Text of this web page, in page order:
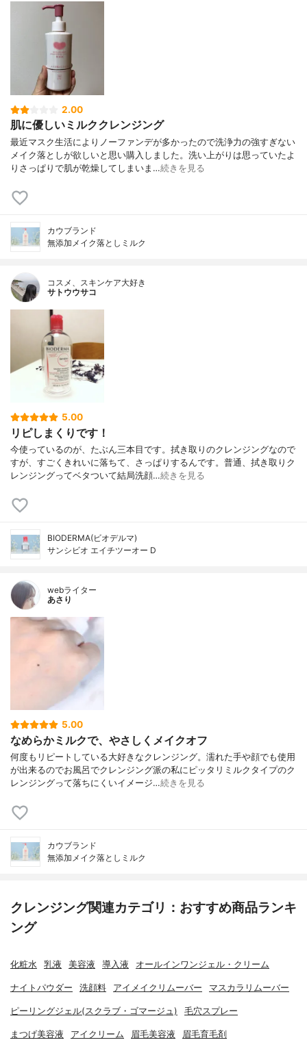
2.00
肌に優しいミルククレンジング
最近マスク生活によりノーファンデが多かったので洗浄力の強すぎない
メイク落としが欲しいと思い購入しました。洗い上がりは思っていたよ
りさっぱりで肌が乾燥してしまいま…続きを見る
カウブランド
無添加メイク落としミルク
コスメ、スキンケア大好き
サトウウサコ
5.00
リピしまくりです！
今使っているのが、たぶん三本目です。拭き取りのクレンジングなので
すが、すごくきれいに落ちて、さっぱりするんです。普通、拭き取りク
レンジングってベタついて結局洗顔…続きを見る
BIODERMA(ビオデルマ)
サンシビオ エイチツーオー D
webライター
あさり
5.00
なめらかミルクで、やさしくメイクオフ
何度もリピートしている大好きなクレンジング。濡れた手や顔でも使用
が出来るのでお風呂でクレンジング派の私にピッタリミルクタイプのク
レンジングって落ちにくいイメージ…続きを見る
カウブランド
無添加メイク落としミルク
クレンジング関連カテゴリ：おすすめ商品ランキ
ング
化粧水 乳液 美容液 導入液 オールインワンジェル・クリーム
ナイトパウダー 洗顔料 アイメイクリムーバー マスカラリムーバー
ピーリングジェル(スクラブ・ゴマージュ) 毛穴スプレー
まつげ美容液 アイクリーム 眉毛美容液 眉毛育毛剤